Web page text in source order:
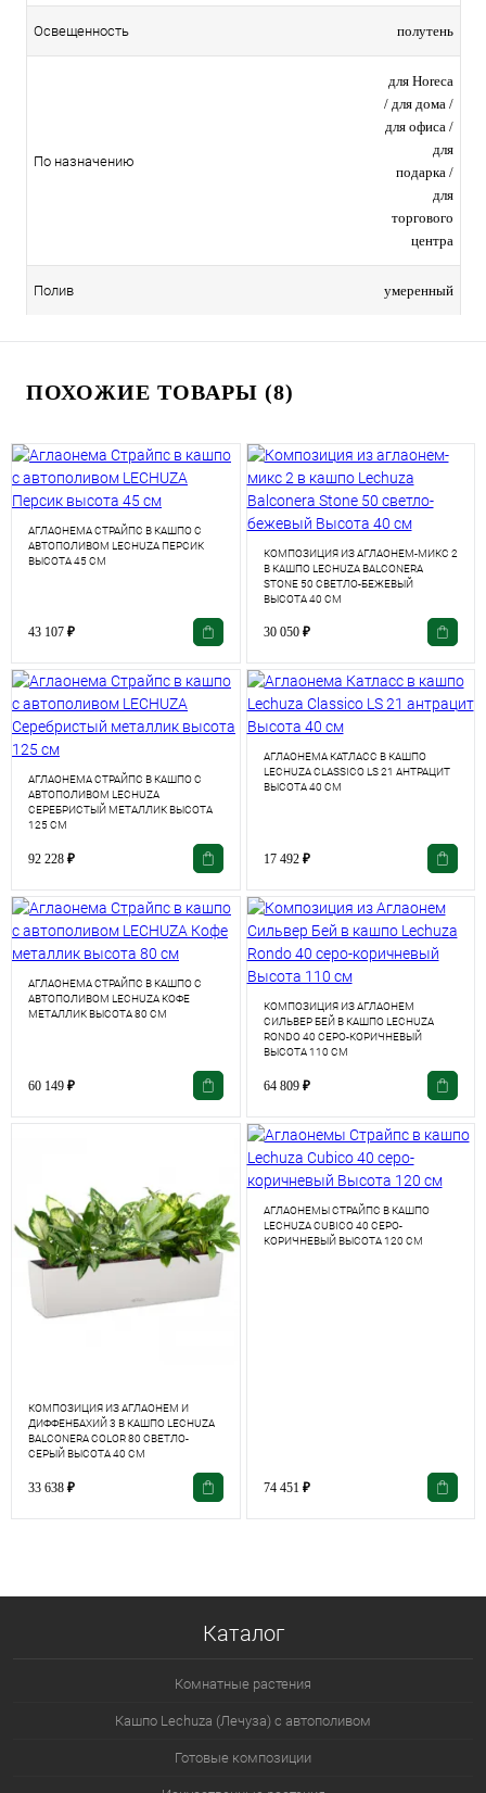
Освещенность полутень
По назначению
для Horeca
/ для дома /
для офиса /
для
подарка /
для
торгового
центра
Полив умеренный
ПОХОЖИЕ ТОВАРЫ (8)
АГЛАОНЕМА СТРАЙПС В КАШПО С
АВТОПОЛИВОМ LECHUZA ПЕРСИК
ВЫСОТА 45 СМ
43 107 ₽
КОМПОЗИЦИЯ ИЗ АГЛАОНЕМ-МИКС 2
В КАШПО LECHUZA BALCONERA
STONE 50 СВЕТЛО-БЕЖЕВЫЙ
ВЫСОТА 40 СМ
30 050 ₽
АГЛАОНЕМА СТРАЙПС В КАШПО С
АВТОПОЛИВОМ LECHUZA
СЕРЕБРИСТЫЙ МЕТАЛЛИК ВЫСОТА
125 СМ
92 228 ₽
АГЛАОНЕМА КАТЛАСС В КАШПО
LECHUZA CLASSICO LS 21 АНТРАЦИТ
ВЫСОТА 40 СМ
17 492 ₽
АГЛАОНЕМА СТРАЙПС В КАШПО С
АВТОПОЛИВОМ LECHUZA КОФЕ
МЕТАЛЛИК ВЫСОТА 80 СМ
60 149 ₽
КОМПОЗИЦИЯ ИЗ АГЛАОНЕМ
СИЛЬВЕР БЕЙ В КАШПО LECHUZA
RONDO 40 СЕРО-КОРИЧНЕВЫЙ
ВЫСОТА 110 СМ
64 809 ₽
КОМПОЗИЦИЯ ИЗ АГЛАОНЕМ И
ДИФФЕНБАХИЙ 3 В КАШПО LECHUZA
BALCONERA COLOR 80 СВЕТЛО-
СЕРЫЙ ВЫСОТА 40 СМ
33 638 ₽
АГЛАОНЕМЫ СТРАЙПС В КАШПО
LECHUZA CUBICO 40 СЕРО-
КОРИЧНЕВЫЙ ВЫСОТА 120 СМ
74 451 ₽
Каталог
Комнатные растения
Кашпо Lechuza (Лечуза) с автополивом
Готовые композиции